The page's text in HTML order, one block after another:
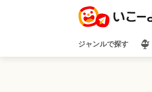
ジャンルで探す